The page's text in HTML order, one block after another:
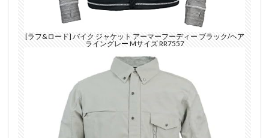
[ラフ&ロード] バイク ジャケット アーマーフーディー ブラック/ヘア
ライングレー Mサイズ RR7557